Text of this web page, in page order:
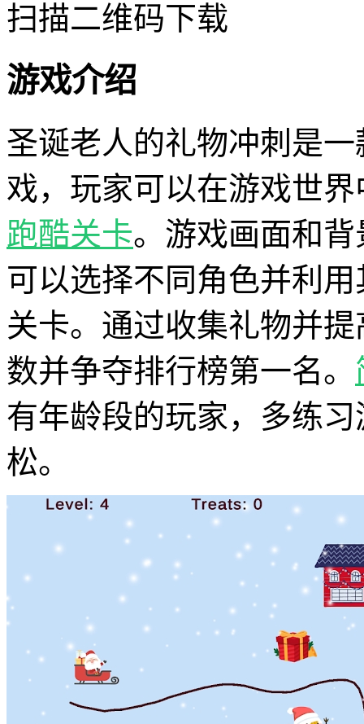
扫描二维码下载
游戏介绍
圣诞老人的礼物冲刺是
戏，玩家可以在游戏世
跑酷关卡。游戏画面和背
可以选择不同角色并利
关卡。通过收集礼物并
数并争夺排行榜第一名。
有年龄段的玩家，多练
松。